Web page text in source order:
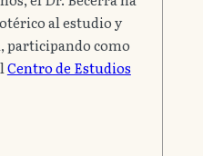
al estudio y
participando como
Centro de Estudios